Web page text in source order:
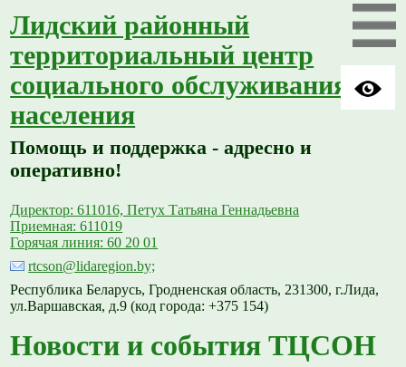
Лидский районный
территориальный центр
социального обслуживания
населения
Помощь и поддержка - адресно и
оперативно!
Директор: 611016, Петух Татьяна Геннадьевна
Приемная: 611019
Горячая линия: 60 20 01
rtcson@lidaregion.by;
Республика Беларусь, Гродненская область, 231300, г.Лида,
ул.Варшавская, д.9 (код города: +375 154)
Новости и события ТЦСОН